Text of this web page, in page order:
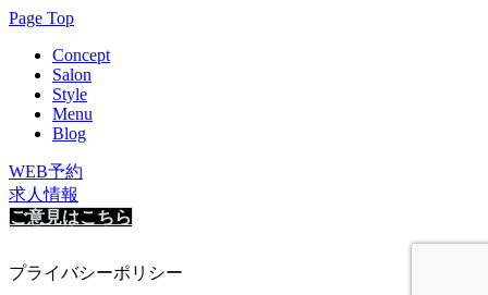
Page Top
Concept
Salon
Style
Menu
Blog
WEB予約
求人情報
ご意見はこちら
プライバシーポリシー